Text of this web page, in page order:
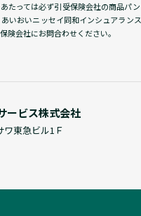
たっては必ず引受保険会社の商品
いおいニッセイ同和インシュアラ
険会社にお問合わせください。
ービス株式会社
東急ビル1Ｆ